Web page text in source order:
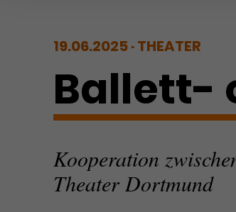
19.06.2025 THEATER
Ballett-
Kooperation
Theater Dortmund